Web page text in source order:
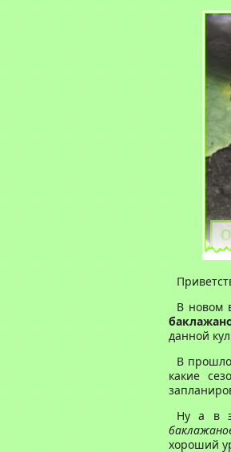
В новом
данной
В
какие
Ну а в
хороший